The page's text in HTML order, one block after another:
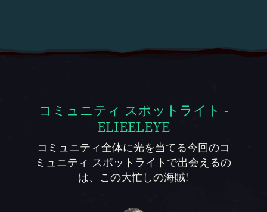
コミュニティ スポットライト -
ELIEELEYE
コミュニティ全体に光を当てる今回のコ
ミュニティ スポットライトで出会えるの
は、この大忙しの海賊!